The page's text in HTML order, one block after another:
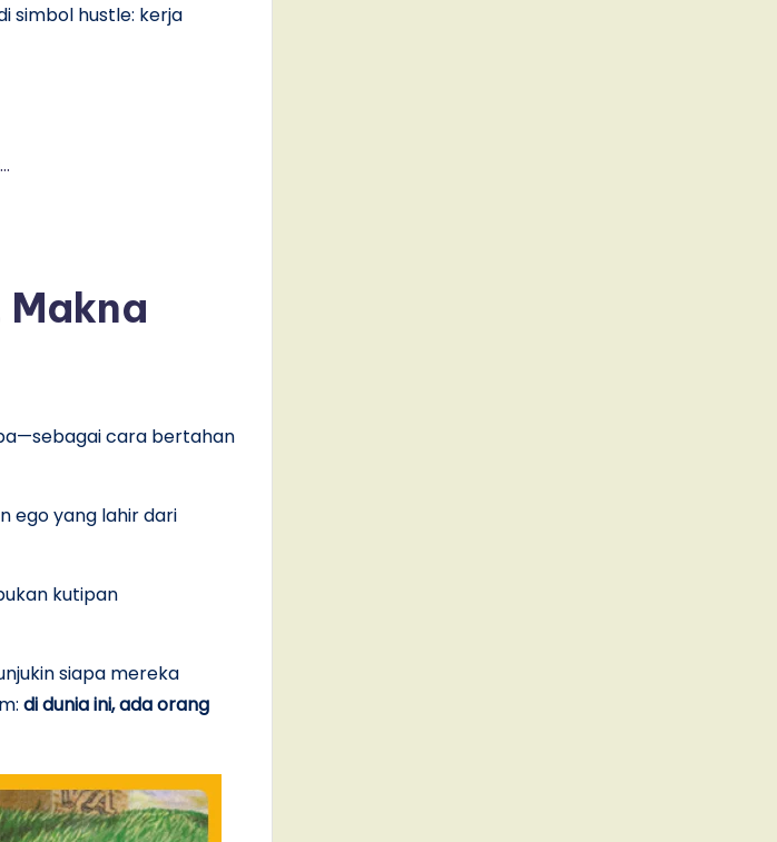
simbol hustle: kerja
Makna
cara bertahan
ego yang lahir dari
kutipan
siapa mereka
di dunia ini, ada orang